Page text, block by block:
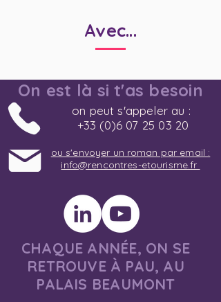
Avec...
On est là si t'as besoin
on peut s'appeler au :
+33 (0)6 07 25 03 20
ou s'envoyer un roman par email :
info@rencontres-etourisme.fr
CHAQUE ANNÉE, ON SE
RETROUVE À PAU, AU
PALAIS BEAUMONT